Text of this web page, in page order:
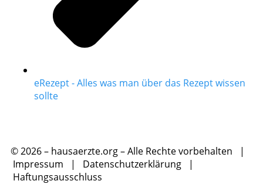
eRezept - Alles was man über das Rezept wissen
sollte
© 2026 – hausaerzte.org – Alle Rechte vorbehalten |
Impressum | Datenschutzerklärung |
Haftungsausschluss